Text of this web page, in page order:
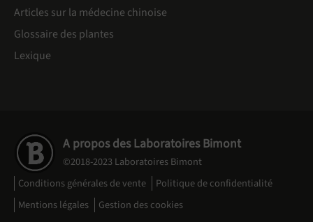
Articles sur la médecine chinoise
Glossaire des plantes
Lexique
A propos des Laboratoires Bimont
©2018-2023 Laboratoires Bimont
Conditions générales de vente
Politique de confidentialité
Mentions légales
Gestion des cookies